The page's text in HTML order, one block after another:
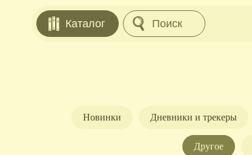
Каталог Поиск
Новинки Дневники и трекеры
Другое